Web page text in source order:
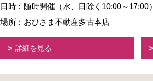
日時：随時開催（水、日除く10:00～17:00）
場所：おひさま不動産多古本店
詳細を見る